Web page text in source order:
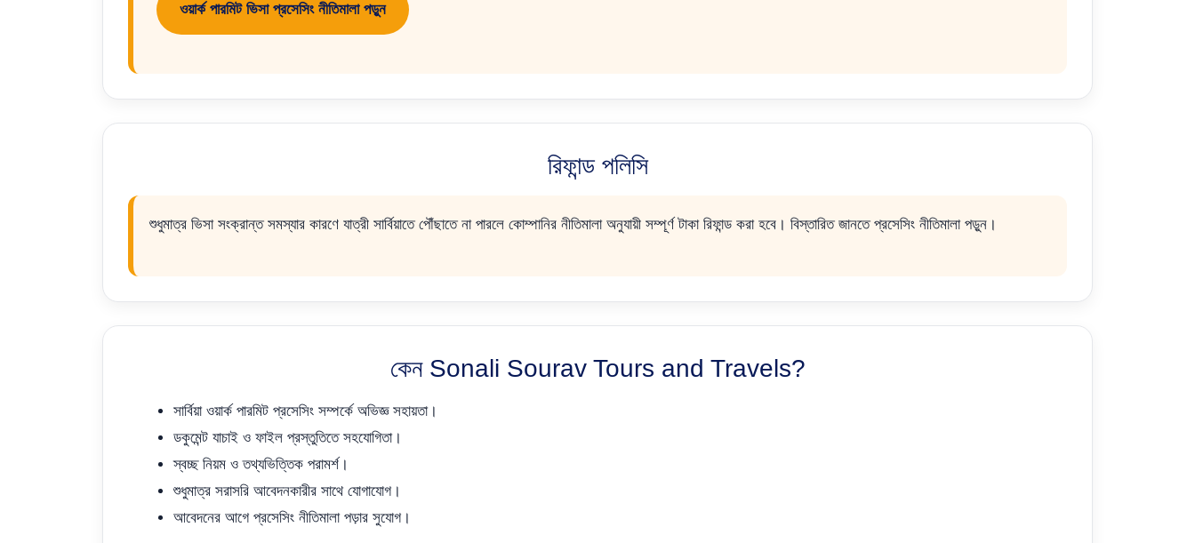
ওয়ার্ক পারমিট ভিসা প্রসেসিং নীতিমালা পড়ুন
রিফান্ড পলিসি
শুধুমাত্র ভিসা সংক্রান্ত সমস্যার কারণে যাত্রী সার্বিয়াতে পৌঁছাতে না পারলে কোম্পানির নীতিমালা অনুযায়ী সম্পূর্ণ টাকা রিফান্ড করা হবে। বিস্তারিত জানতে প্রসেসিং নীতিমালা পড়ুন।
কেন Sonali Sourav Tours and Travels?
সার্বিয়া ওয়ার্ক পারমিট প্রসেসিং সম্পর্কে অভিজ্ঞ সহায়তা।
ডকুমেন্ট যাচাই ও ফাইল প্রস্তুতিতে সহযোগিতা।
স্বচ্ছ নিয়ম ও তথ্যভিত্তিক পরামর্শ।
শুধুমাত্র সরাসরি আবেদনকারীর সাথে যোগাযোগ।
আবেদনের আগে প্রসেসিং নীতিমালা পড়ার সুযোগ।